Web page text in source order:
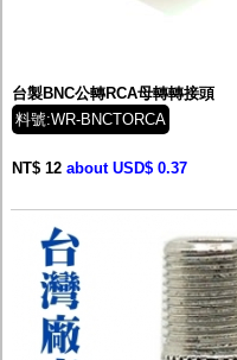
台製BNC公轉RCA母轉轉接頭
料號:WR-BNCTORCA
NT$ 12 about USD$ 0.37